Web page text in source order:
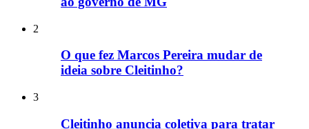
2
O que fez Marcos Pereira mudar de
ideia sobre Cleitinho?
3
Cleitinho anuncia coletiva para tratar